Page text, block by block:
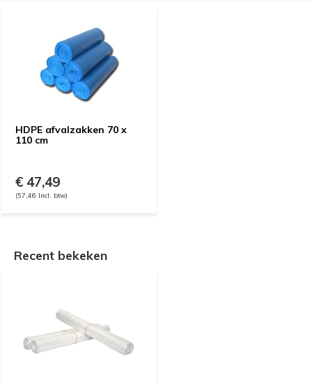
HDPE afvalzakken 70 x
110 cm
€ 47,49
(57,46 Incl. btw)
Recent bekeken